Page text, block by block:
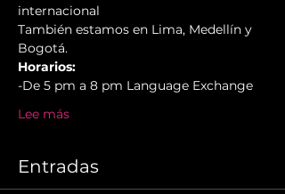
internacional
También estamos en Lima, Medellín y
Bogotá.
Horarios:
-De 5 pm a 8 pm Language Exchange
Lee más
Entradas